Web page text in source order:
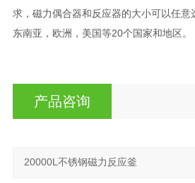
求，磁力偶合器和反应器的大小可以任意
东南亚，欧洲，美国等20个国家和地区。
产品咨询